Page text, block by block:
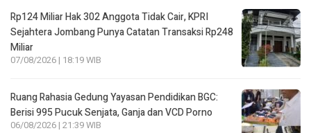
Rp124 Miliar Hak 302 Anggota Tidak Cair, KPRI
Sejahtera Jombang Punya Catatan Transaksi Rp248
Miliar
07/08/2026 | 18:19 WIB
Ruang Rahasia Gedung Yayasan Pendidikan BGC:
Berisi 995 Pucuk Senjata, Ganja dan VCD Porno
06/08/2026 | 21:39 WIB